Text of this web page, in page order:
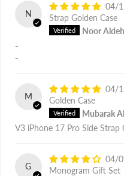
N
04/
Strap Golden Case
Noor
-
-
M
04/
Golden Case
Mubarak
V3 iPhone 17 Pro Side Strap
G
04/
Monogram Gift Set